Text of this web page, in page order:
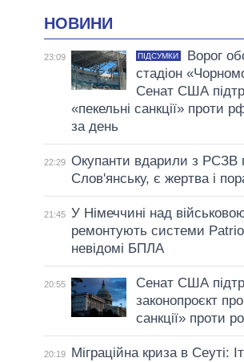
НОВИНИ
23:09 ПІДСУМКИ
Ворог
стадіон
Сенат США
«пекельні санкції» проти
за день
22:29 Окупанти вдарили з РСЗВ
Слов'янську, є жертва і
21:45 У Німеччині над
ремонтують системи
невідомі БПЛА
20:55
Сенат США
законопроєкт
санкції» проти
20:19
Міграційна криза в Сеуті: